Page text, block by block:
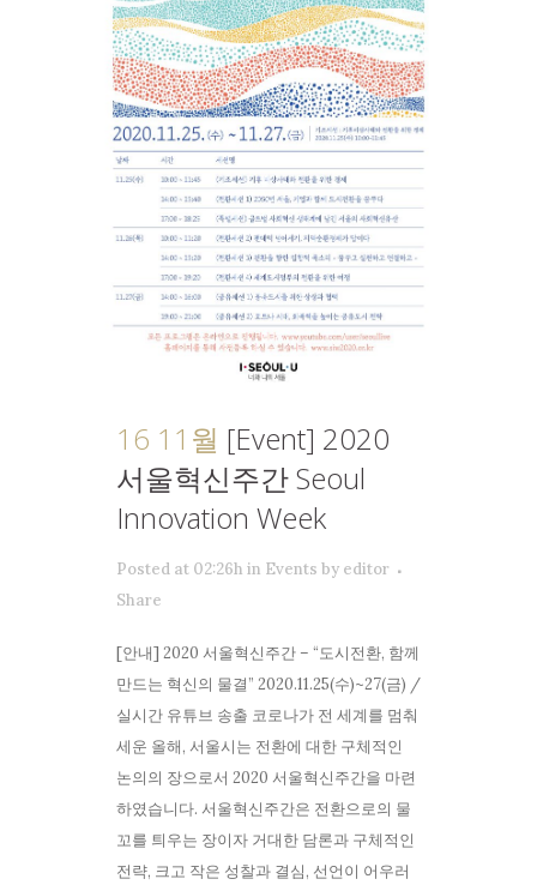
16 11월 [Event] 2020
서울혁신주간 Seoul
Innovation Week
Posted at 02:26h in Events by editor
Share
[안내] 2020 서울혁신주간 – “도시전환, 함께
만드는 혁신의 물결” 2020.11.25(수)~27(금) /
실시간 유튜브 송출 코로나가 전 세계를 멈춰
세운 올해, 서울시는 전환에 대한 구체적인
논의의 장으로서 2020 서울혁신주간을 마련
하였습니다. 서울혁신주간은 전환으로의 물
꼬를 틔우는 장이자 거대한 담론과 구체적인
전략, 크고 작은 성찰과 결심, 선언이 어우러